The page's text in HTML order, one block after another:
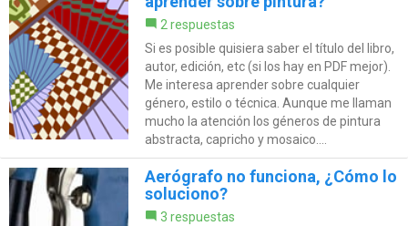
2 respuestas
Si es posible quisiera saber el título del libro,
autor, edición, etc (si los hay en PDF mejor).
Me interesa aprender sobre cualquier
género, estilo o técnica. Aunque me llaman
mucho la atención los géneros de pintura
abstracta, capricho y mosaico....
Aerógrafo no funciona, ¿Cómo lo
soluciono?
3 respuestas